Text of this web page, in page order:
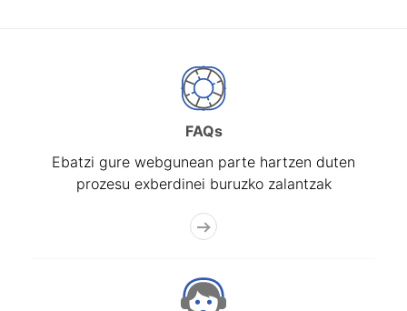
FAQs
Ebatzi gure webgunean parte hartzen duten
prozesu exberdinei buruzko zalantzak